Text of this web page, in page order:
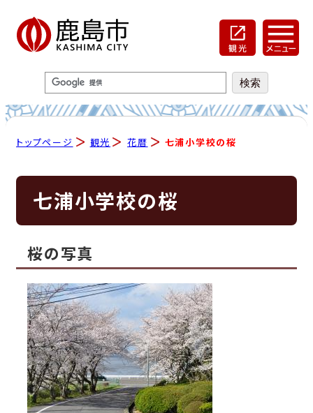
トップページ 観光 花暦 七浦小学校の桜
七浦小学校の桜
桜の写真